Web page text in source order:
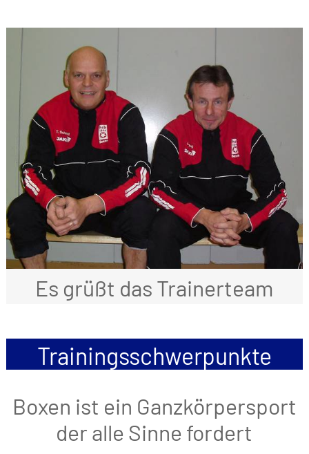
Es grüßt das Trainerteam
Trainingsschwerpunkte
Boxen ist ein Ganzkörpersport
der alle Sinne fordert